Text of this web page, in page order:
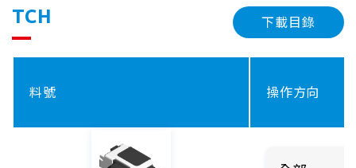
TCH 下載目錄
料號 操作方向